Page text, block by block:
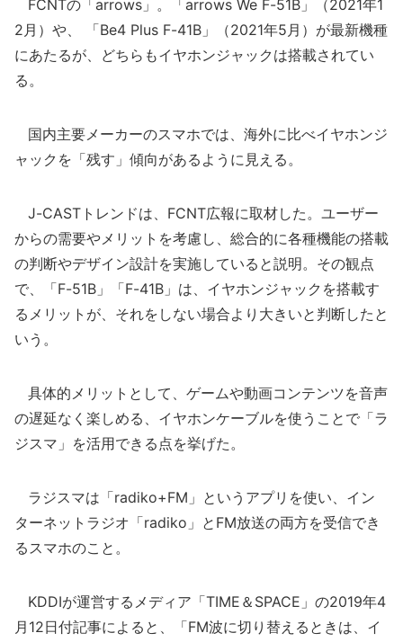
FCNTの「arrows」。「arrows We F-51B」（2021年1
2月）や、 「Be4 Plus F-41B」（2021年5月）が最新機種
にあたるが、どちらもイヤホンジャックは搭載されてい
る。
国内主要メーカーのスマホでは、海外に比べイヤホンジ
ャックを「残す」傾向があるように見える。
J-CASTトレンドは、FCNT広報に取材した。ユーザー
からの需要やメリットを考慮し、総合的に各種機能の搭載
の判断やデザイン設計を実施していると説明。その観点
で、「F-51B」「F-41B」は、イヤホンジャックを搭載す
るメリットが、それをしない場合より大きいと判断したと
いう。
具体的メリットとして、ゲームや動画コンテンツを音声
の遅延なく楽しめる、イヤホンケーブルを使うことで「ラ
ジスマ」を活用できる点を挙げた。
ラジスマは「radiko+FM」というアプリを使い、イン
ターネットラジオ「radiko」とFM放送の両方を受信でき
るスマホのこと。
KDDIが運営するメディア「TIME＆SPACE」の2019年4
月12日付記事によると、「FM波に切り替えるときは、イ